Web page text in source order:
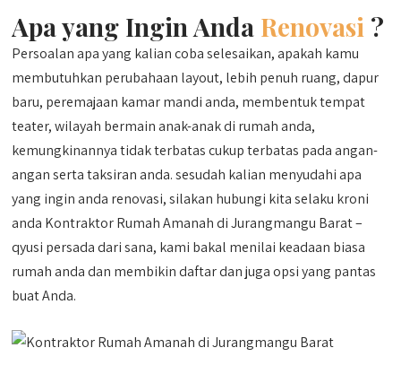
Apa yang Ingin Anda Renovasi ?
Persoalan apa yang kalian coba selesaikan, apakah kamu
membutuhkan perubahaan layout, lebih penuh ruang, dapur
baru, peremajaan kamar mandi anda, membentuk tempat
teater, wilayah bermain anak-anak di rumah anda,
kemungkinannya tidak terbatas cukup terbatas pada angan-
angan serta taksiran anda. sesudah kalian menyudahi apa
yang ingin anda renovasi, silakan hubungi kita selaku kroni
anda Kontraktor Rumah Amanah di Jurangmangu Barat –
qyusi persada dari sana, kami bakal menilai keadaan biasa
rumah anda dan membikin daftar dan juga opsi yang pantas
buat Anda.